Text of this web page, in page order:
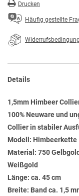
Drucken
Häufig gestellte
Details
1,5mm Himbeer
100% Neuware und
Collier in stabiler
Modell: Himbeerkette
Material: 750
Weißgold
Länge: ca. 45 cm
Breite: Band ca. 1,5